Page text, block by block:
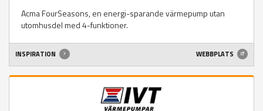
Acma FourSeasons, en energi-sparande värmepump utan
utomhusdel med 4-funktioner.
INSPIRATION WEBBPLATS